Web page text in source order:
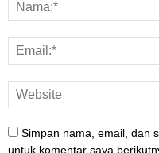
Simpan nama, email, dan
untuk komentar saya